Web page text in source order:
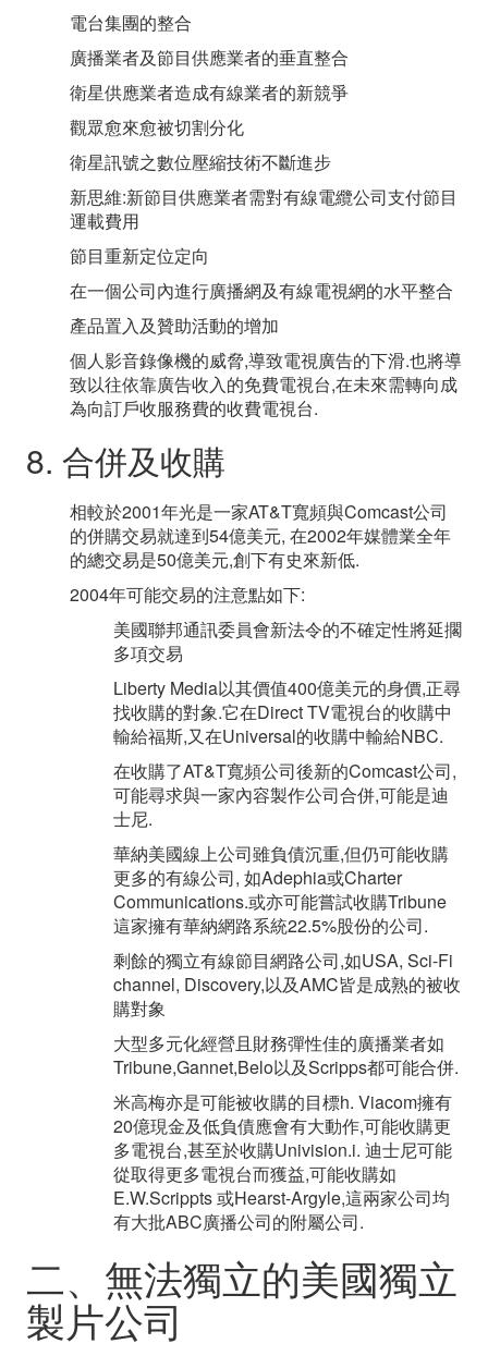
電台集團的整合
廣播業者及節目供應業者的垂直整合
衛星供應業者造成有線業者的新競爭
觀眾愈來愈被切割分化
衛星訊號之數位壓縮技術不斷進步
新思維:新節目供應業者需對有線電纜公司支付節目
運載費用
節目重新定位定向
在一個公司內進行廣播網及有線電視網的水平整合
產品置入及贊助活動的增加
個人影音錄像機的威脅,導致電視廣告的下滑.也將導
致以往依靠廣告收入的免費電視台,在未來需轉向成
為向訂戶收服務費的收費電視台.
8. 合併及收購
相較於2001年光是一家AT&T寬頻與Comcast公司
的併購交易就達到54億美元, 在2002年媒體業全年
的總交易是50億美元,創下有史來新低.
2004年可能交易的注意點如下:
美國聯邦通訊委員會新法令的不確定性將延擱
多項交易
Liberty Media以其價值400億美元的身價,正尋
找收購的對象.它在Direct TV電視台的收購中
輸給福斯,又在Universal的收購中輸給NBC.
在收購了AT&T寬頻公司後新的Comcast公司,
可能尋求與一家內容製作公司合併,可能是迪
士尼.
華納美國線上公司雖負債沉重,但仍可能收購
更多的有線公司, 如Adephia或Charter
Communications.或亦可能嘗試收購Tribune
這家擁有華納網路系統22.5%股份的公司.
剩餘的獨立有線節目網路公司,如USA, Sci-Fi
channel, Discovery,以及AMC皆是成熟的被收
購對象
大型多元化經營且財務彈性佳的廣播業者如
Tribune,Gannet,Belo以及Scripps都可能合併.
米高梅亦是可能被收購的目標h. Viacom擁有
20億現金及低負債應會有大動作,可能收購更
多電視台,甚至於收購Univision.i. 迪士尼可能
從取得更多電視台而獲益,可能收購如
E.W.Scrippts 或Hearst-Argyle,這兩家公司均
有大批ABC廣播公司的附屬公司.
二、無法獨立的美國獨立
製片公司